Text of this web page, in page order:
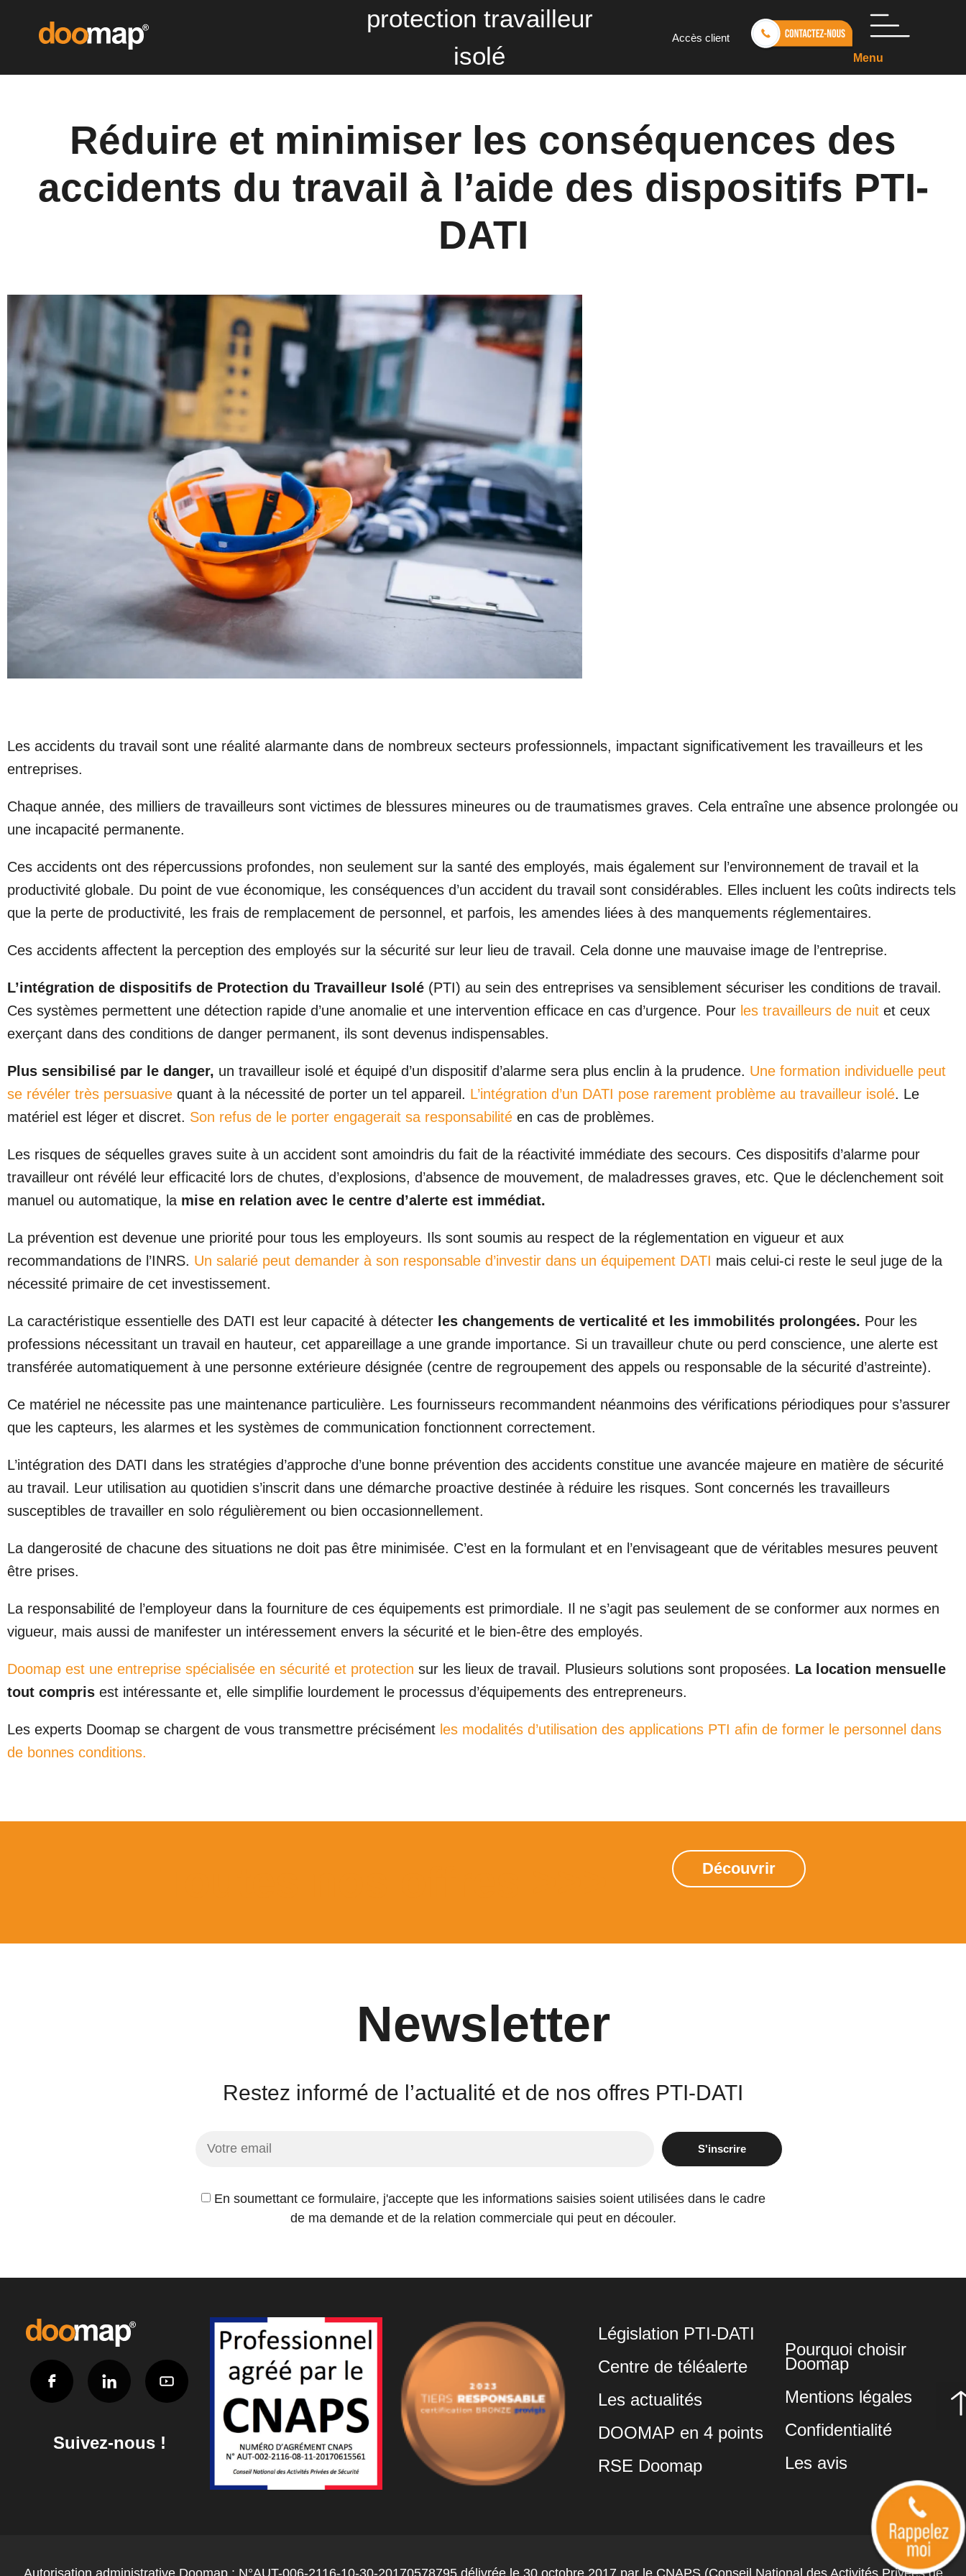
protection travailleur
isolé
Accès client
Menu
Réduire et minimiser les conséquences des
accidents du travail à l’aide des dispositifs PTI-
DATI
Les accidents du travail sont une réalité alarmante dans de nombreux secteurs professionnels, impactant significativement les travailleurs et les
entreprises.
Chaque année, des milliers de travailleurs sont victimes de blessures mineures ou de traumatismes graves. Cela entraîne une absence prolongée ou
une incapacité permanente.
Ces accidents ont des répercussions profondes, non seulement sur la santé des employés, mais également sur l’environnement de travail et la
productivité globale. Du point de vue économique, les conséquences d’un accident du travail sont considérables. Elles incluent les coûts indirects tels
que la perte de productivité, les frais de remplacement de personnel, et parfois, les amendes liées à des manquements réglementaires.
Ces accidents affectent la perception des employés sur la sécurité sur leur lieu de travail. Cela donne une mauvaise image de l’entreprise.
L’intégration de dispositifs de Protection du Travailleur Isolé (PTI) au sein des entreprises va sensiblement sécuriser les conditions de travail.
Ces systèmes permettent une détection rapide d’une anomalie et une intervention efficace en cas d’urgence. Pour les travailleurs de nuit et ceux
exerçant dans des conditions de danger permanent, ils sont devenus indispensables.
Plus sensibilisé par le danger, un travailleur isolé et équipé d’un dispositif d’alarme sera plus enclin à la prudence. Une formation individuelle peut
se révéler très persuasive quant à la nécessité de porter un tel appareil. L’intégration d’un DATI pose rarement problème au travailleur isolé. Le
matériel est léger et discret. Son refus de le porter engagerait sa responsabilité en cas de problèmes.
Les risques de séquelles graves suite à un accident sont amoindris du fait de la réactivité immédiate des secours. Ces dispositifs d’alarme pour
travailleur ont révélé leur efficacité lors de chutes, d’explosions, d’absence de mouvement, de maladresses graves, etc. Que le déclenchement soit
manuel ou automatique, la mise en relation avec le centre d’alerte est immédiat.
La prévention est devenue une priorité pour tous les employeurs. Ils sont soumis au respect de la réglementation en vigueur et aux
recommandations de l’INRS. Un salarié peut demander à son responsable d’investir dans un équipement DATI mais celui-ci reste le seul juge de la
nécessité primaire de cet investissement.
La caractéristique essentielle des DATI est leur capacité à détecter les changements de verticalité et les immobilités prolongées. Pour les
professions nécessitant un travail en hauteur, cet appareillage a une grande importance. Si un travailleur chute ou perd conscience, une alerte est
transférée automatiquement à une personne extérieure désignée (centre de regroupement des appels ou responsable de la sécurité d’astreinte).
Ce matériel ne nécessite pas une maintenance particulière. Les fournisseurs recommandent néanmoins des vérifications périodiques pour s’assurer
que les capteurs, les alarmes et les systèmes de communication fonctionnent correctement.
L’intégration des DATI dans les stratégies d’approche d’une bonne prévention des accidents constitue une avancée majeure en matière de sécurité
au travail. Leur utilisation au quotidien s’inscrit dans une démarche proactive destinée à réduire les risques. Sont concernés les travailleurs
susceptibles de travailler en solo régulièrement ou bien occasionnellement.
La dangerosité de chacune des situations ne doit pas être minimisée. C’est en la formulant et en l’envisageant que de véritables mesures peuvent
être prises.
La responsabilité de l’employeur dans la fourniture de ces équipements est primordiale. Il ne s’agit pas seulement de se conformer aux normes en
vigueur, mais aussi de manifester un intéressement envers la sécurité et le bien-être des employés.
Doomap est une entreprise spécialisée en sécurité et protection sur les lieux de travail. Plusieurs solutions sont proposées. La location mensuelle
tout compris est intéressante et, elle simplifie lourdement le processus d’équipements des entrepreneurs.
Les experts Doomap se chargent de vous transmettre précisément les modalités d’utilisation des applications PTI afin de former le personnel dans
de bonnes conditions.
Découvrir
Newsletter
Restez informé de l’actualité et de nos offres PTI-DATI
En soumettant ce formulaire, j'accepte que les informations saisies soient utilisées dans le cadre
de ma demande et de la relation commerciale qui peut en découler.
S'inscrire
Suivez-nous !
Législation PTI-DATI
Centre de téléalerte
Les actualités
DOOMAP en 4 points
RSE Doomap
Pourquoi choisir
Doomap
Mentions légales
Confidentialité
Les avis
Autorisation administrative Doomap : N°AUT-006-2116-10-30-20170578795 délivrée le 30 octobre 2017 par le CNAPS (Conseil National des Activités Privées de